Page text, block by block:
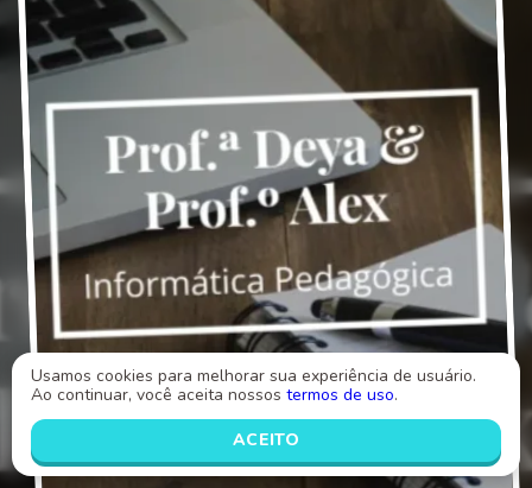
Usamos cookies para melhorar sua experiência de usuário.
Ao continuar, você aceita nossos termos de uso.
ACEITO